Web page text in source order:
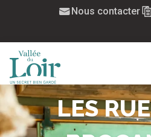
principal
Nous contacter
LES